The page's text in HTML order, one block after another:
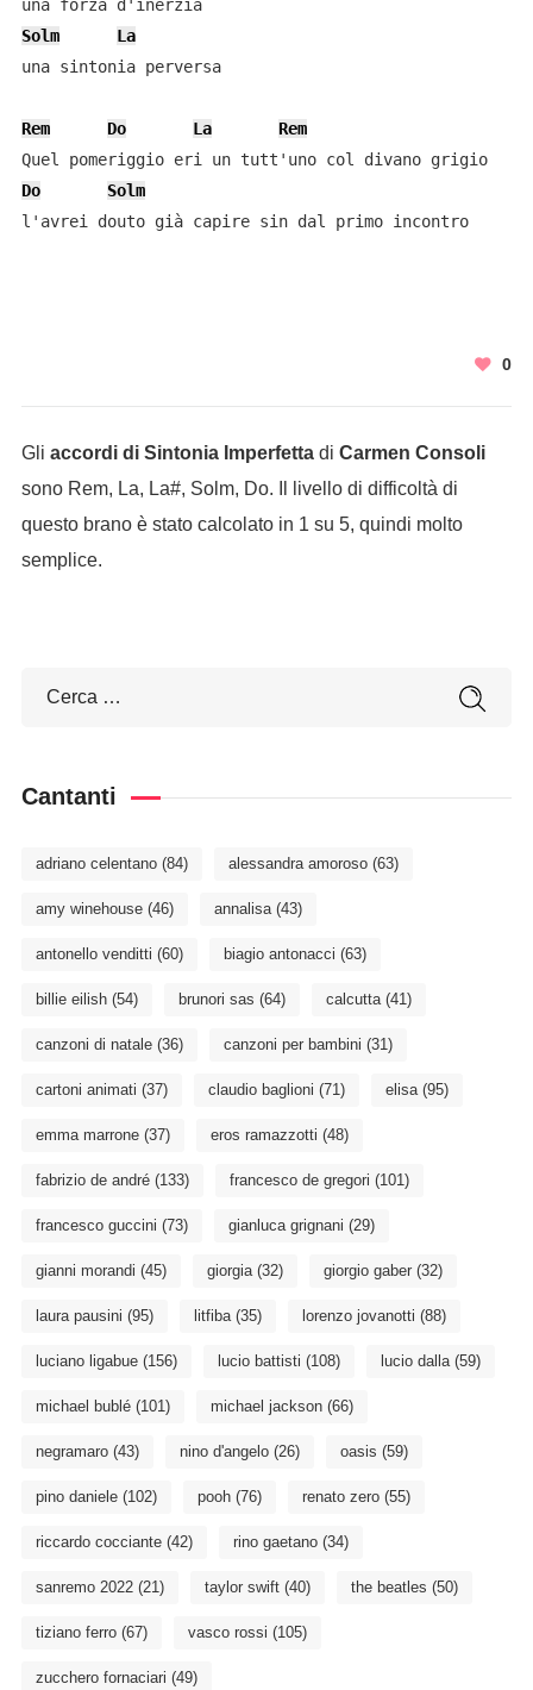
una forza d'inerzia
Solm
La
una sintonia perversa
Rem Do La
Rem
Quel pomeriggio eri un tutt'uno col divano grigio
Do
Solm
l'avrei douto già capire sin dal primo incontro
0
Gli accordi di Sintonia Imperfettadi Carmen Consoli
sono Rem, La, La#, Solm, Do. Il livello di difficoltà di
questo brano è stato calcolato in 1 su 5, quindi molto
semplice.
Cantanti
adriano celentano(84) alessandra amoroso(63)
amy winehouse(46) annalisa(43)
antonello venditti (60) biagio antonacci (63)
billie eilish(54) brunori sas (64) calcutta(41)
canzoni di natale(36) canzoni per bambini (31)
cartoni animati (37) claudio baglioni (71) elisa(95)
emma marrone(37) eros ramazzotti (48)
fabrizio de andré(133) francesco de gregori (101)
francesco guccini (73) gianluca grignani (29)
gianni morandi (45) giorgia(32) giorgio gaber(32)
laura pausini (95) litfiba(35) lorenzo jovanotti (88)
luciano ligabue(156) lucio battisti (108) lucio dalla(59)
michael bublé(101) michael jackson(66)
negramaro(43) nino d'angelo(26) oasis (59)
pino daniele(102) pooh(76) renato zero(55)
riccardo cocciante(42) rino gaetano(34)
sanremo 2022(21) taylor swift(40) the beatles (50)
tiziano ferro(67) vasco rossi (105)
zucchero fornaciari (49)